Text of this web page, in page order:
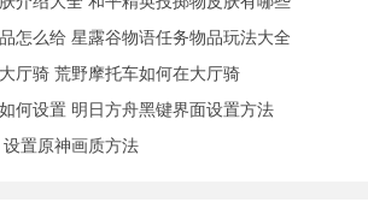
怎么给 星露谷物语任务物品玩法大全
厅骑 荒野摩托车如何在大厅骑
何设置 明日方舟黑键界面设置方法
置原神画质方法